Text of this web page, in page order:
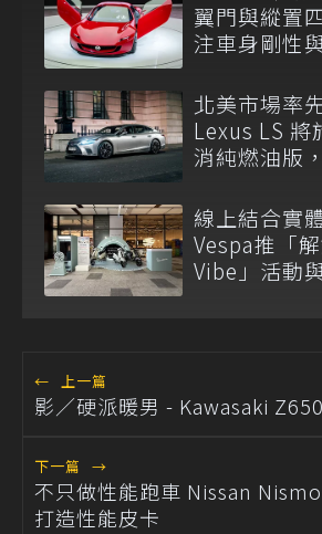
翼門與縱置
注車身剛性
北美市場率
Lexus LS 將
消純燃油版
線上結合實
Vespa推「
Vibe」活動
← 上一篇
影／硬派暖男 - Kawasaki Z650
下一篇 →
不只做性能跑車 Nissan
打造性能皮卡